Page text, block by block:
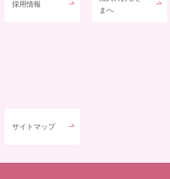
採用情報
まへ
サイトマップ